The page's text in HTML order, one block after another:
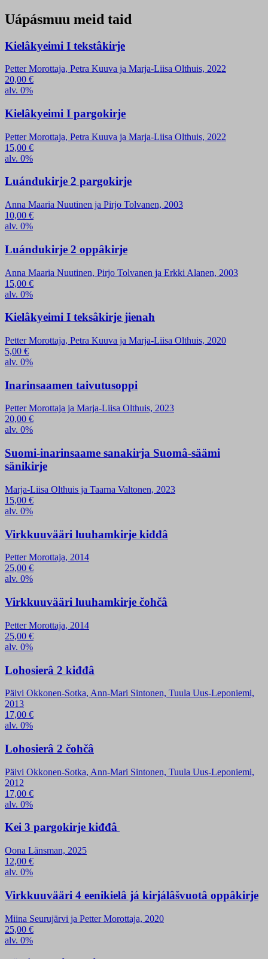
Uápásmuu meid taid
Kielâkyeimi I tekstâkirje
Petter Morottaja, Petra Kuuva ja Marja-Liisa Olthuis, 2022
20,00 €
alv. 0%
Kielâkyeimi I pargokirje
Petter Morottaja, Petra Kuuva ja Marja-Liisa Olthuis, 2022
15,00 €
alv. 0%
Luándukirje 2 pargokirje
Anna Maaria Nuutinen ja Pirjo Tolvanen, 2003
10,00 €
alv. 0%
Luándukirje 2 oppâkirje
Anna Maaria Nuutinen, Pirjo Tolvanen ja Erkki Alanen, 2003
15,00 €
alv. 0%
Kielâkyeimi I teksâkirje jienah
Petter Morottaja, Petra Kuuva ja Marja-Liisa Olthuis, 2020
5,00 €
alv. 0%
Inarinsaamen taivutusoppi
Petter Morottaja ja Marja-Liisa Olthuis, 2023
20,00 €
alv. 0%
Suomi-inarinsaame sanakirja Suomâ-säämi
sänikirje
Marja-Liisa Olthuis ja Taarna Valtonen, 2023
15,00 €
alv. 0%
Virkkuuvääri luuhamkirje kiđđâ
Petter Morottaja, 2014
25,00 €
alv. 0%
Virkkuuvääri luuhamkirje čohčâ
Petter Morottaja, 2014
25,00 €
alv. 0%
Lohosierâ 2 kiđđâ
Päivi Okkonen-Sotka, Ann-Mari Sintonen, Tuula Uus-Leponiemi,
2013
17,00 €
alv. 0%
Lohosierâ 2 čohčâ
Päivi Okkonen-Sotka, Ann-Mari Sintonen, Tuula Uus-Leponiemi,
2012
17,00 €
alv. 0%
Kei 3 pargokirje kiđđâ
Oona Länsman, 2025
12,00 €
alv. 0%
Virkkuuvääri 4 eenikielâ já kirjálâšvuotâ oppâkirje
Miina Seurujärvi ja Petter Morottaja, 2020
25,00 €
alv. 0%